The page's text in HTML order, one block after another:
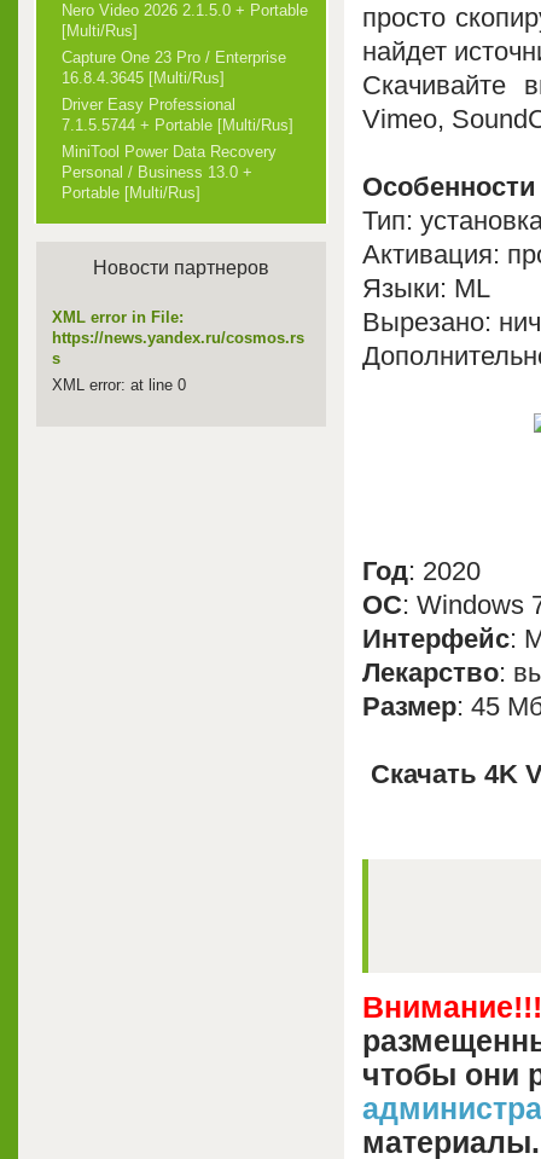
просто
найдет
Скачивайте
Vimeo,
Тип:
Активация:
Языки: ML
Вырезано:
Год: 2020
OС: Windows
Интерфейс:
Лекарство:
Размер: 45
Скачать 4K
Внимание!!!
чтобы они
материалы.
Nero Video 2026 2.1.5.0 + Portable
[Multi/Rus]
Capture One 23 Pro / Enterprise
16.8.4.3645 [Multi/Rus]
Driver Easy Professional
7.1.5.5744 + Portable [Multi/Rus]
MiniTool Power Data Recovery
Personal / Business 13.0 +
Portable [Multi/Rus]
Новости партнеров
XML error in File:
https://news.yandex.ru/cosmos.rs
s
XML error: at line 0